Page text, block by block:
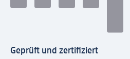
Geprüft und zertifiziert